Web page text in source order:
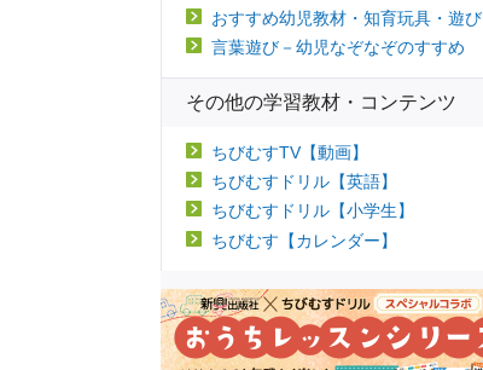
おすすめ幼児教材・知育玩具・遊び
言葉遊び－幼児なぞなぞのすすめ
その他の学習教材・コンテンツ
ちびむすTV【動画】
ちびむすドリル【英語】
ちびむすドリル【小学生】
ちびむす【カレンダー】